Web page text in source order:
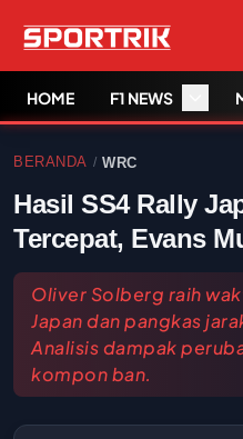
HOME F1 NEWS
BERANDA / WRC
Hasil SS4 Rally
Tercepat, Evans
Oliver Solberg raih
Japan dan pangkas
Analisis dampak
kompon ban.